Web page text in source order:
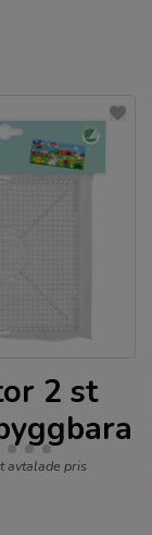
2 st
avtalade pris